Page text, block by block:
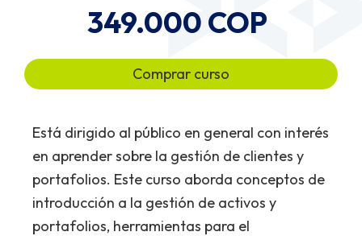
Está dirigido al público en general con interés
en aprender sobre la gestión de clientes y
portafolios. Este curso aborda conceptos de
introducción a la gestión de activos y
portafolios, herramientas para el
349.000
Comprar curso